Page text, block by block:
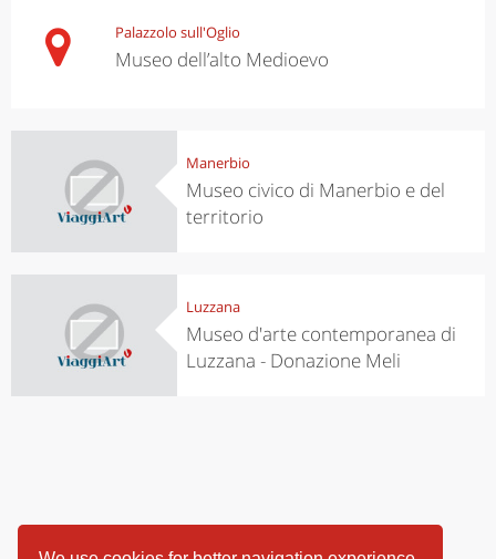
Palazzolo sull'Oglio
Museo dell’alto Medioevo
Manerbio
Museo civico di Manerbio e del
territorio
Luzzana
Museo d'arte contemporanea di
Luzzana - Donazione Meli